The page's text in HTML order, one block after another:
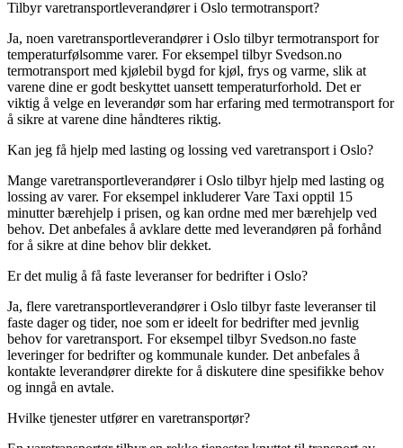
Tilbyr varetransportleverandører i Oslo termotransport?
Ja, noen varetransportleverandører i Oslo tilbyr termotransport for
temperaturfølsomme varer. For eksempel tilbyr Svedson.no
termotransport med kjølebil bygd for kjøl, frys og varme, slik at
varene dine er godt beskyttet uansett temperaturforhold. Det er
viktig å velge en leverandør som har erfaring med termotransport for
å sikre at varene dine håndteres riktig.
Kan jeg få hjelp med lasting og lossing ved varetransport i Oslo?
Mange varetransportleverandører i Oslo tilbyr hjelp med lasting og
lossing av varer. For eksempel inkluderer Vare Taxi opptil 15
minutter bærehjelp i prisen, og kan ordne med mer bærehjelp ved
behov. Det anbefales å avklare dette med leverandøren på forhånd
for å sikre at dine behov blir dekket.
Er det mulig å få faste leveranser for bedrifter i Oslo?
Ja, flere varetransportleverandører i Oslo tilbyr faste leveranser til
faste dager og tider, noe som er ideelt for bedrifter med jevnlig
behov for varetransport. For eksempel tilbyr Svedson.no faste
leveringer for bedrifter og kommunale kunder. Det anbefales å
kontakte leverandører direkte for å diskutere dine spesifikke behov
og inngå en avtale.
Hvilke tjenester utfører en varetransportør?